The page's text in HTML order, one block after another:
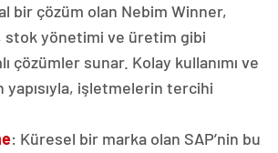
bir çözüm olan Nebim Winner,
stok yönetimi ve üretim gibi
çözümler sunar. Kolay kullanımı ve
yapısıyla, işletmelerin tercihi
: Küresel bir marka olan SAP’nin bu